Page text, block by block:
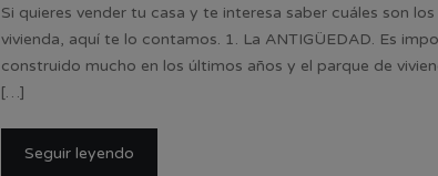
Si quieres vender tu casa y te interesa saber cuáles son
vivienda, aquí te lo contamos. 1. La ANTIGÜEDAD. Es
construido mucho en los últimos años y el parque de
[…]
Seguir leyendo